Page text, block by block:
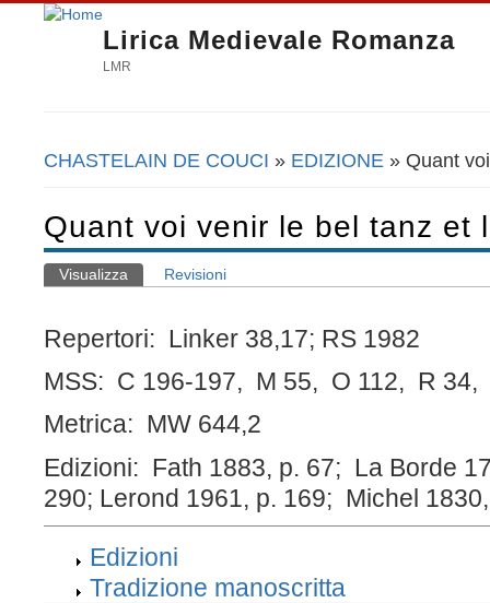
Lirica Medievale Romanza
LMR
Tu sei qui
CHASTELAIN DE COUCI » EDIZIONE » Quant
Quant voi venir le bel tanz et
Schede primarie
Visualizza (scheda attiva)
Revisioni
Repertori: Linker 38,17; RS 1982
MSS: C 196-197, M 55, O 112, R
Metrica: MW 644,2
Edizioni: Fath 1883, p. 67; La Borde
290; Lerond 1961, p. 169; Michel
Edizioni
Tradizione manoscritta